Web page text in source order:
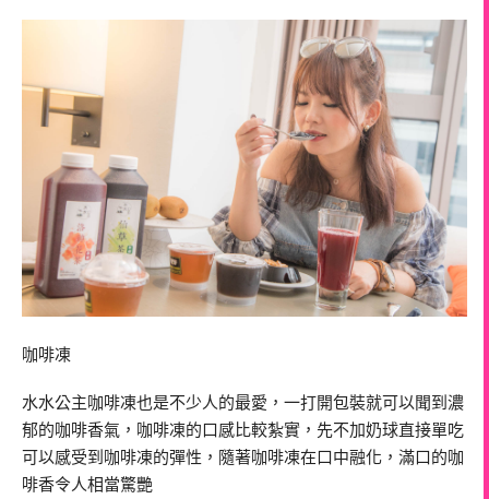
咖啡凍
水水公主咖啡凍也是不少人的最愛，一打開包裝就可以聞到濃
郁的咖啡香氣，咖啡凍的口感比較紮實，先不加奶球直接單吃
可以感受到咖啡凍的彈性，隨著咖啡凍在口中融化，滿口的咖
啡香令人相當驚艷